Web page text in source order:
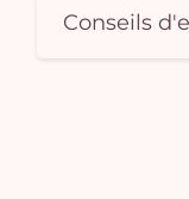
Conseils